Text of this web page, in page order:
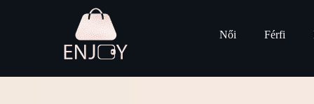
Női Férfi